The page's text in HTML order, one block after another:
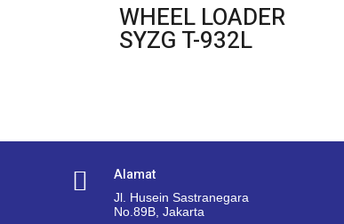
WHEEL LOADER
SYZG T-932L
 Alamat
Jl. Husein Sastranegara
No.89B, Jakarta